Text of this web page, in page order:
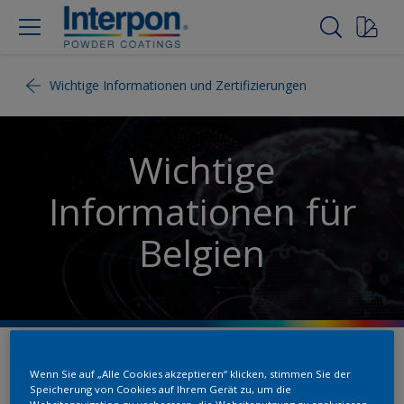
Wichtige Informationen und Zertifizierungen
Wichtige
Informationen für
Belgien
Allgemeine
Wenn Sie auf „Alle Cookies akzeptieren“ klicken, stimmen Sie der
Speicherung von Cookies auf Ihrem Gerät zu, um die